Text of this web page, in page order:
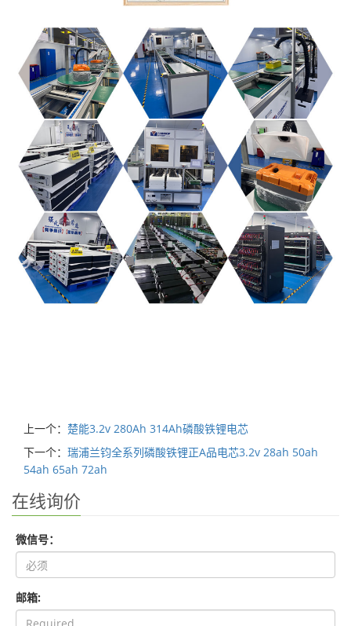
上一个： 楚能3.2v 280Ah 314Ah磷酸铁锂电芯
下一个： 瑞浦兰钧全系列磷酸铁锂正A品电芯3.2v 28ah 50ah
54ah 65ah 72ah
在线询价
微信号：
邮箱: